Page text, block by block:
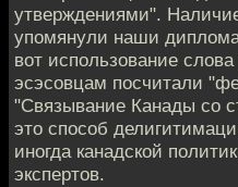
утверждениями".
упомянули наши
вот использование
эсэсовцам посчитали
"Связывание Канады со
это способ
иногда канадской
экспертов.